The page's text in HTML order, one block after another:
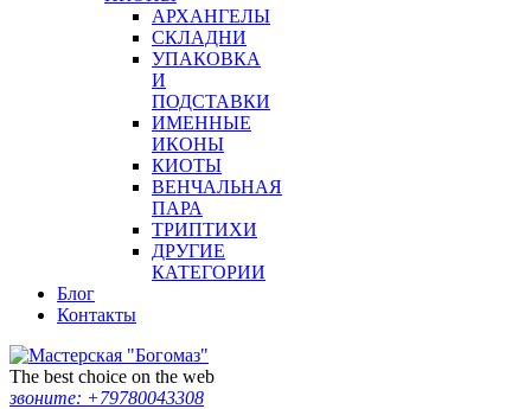
АРХАНГЕЛЫ
СКЛАДНИ
УПАКОВКА
И
ПОДСТАВКИ
ИМЕННЫЕ
ИКОНЫ
КИОТЫ
ВЕНЧАЛЬНАЯ
ПАРА
ТРИПТИХИ
ДРУГИЕ
КАТЕГОРИИ
Блог
Контакты
The best choice on the web
звоните: +79780043308